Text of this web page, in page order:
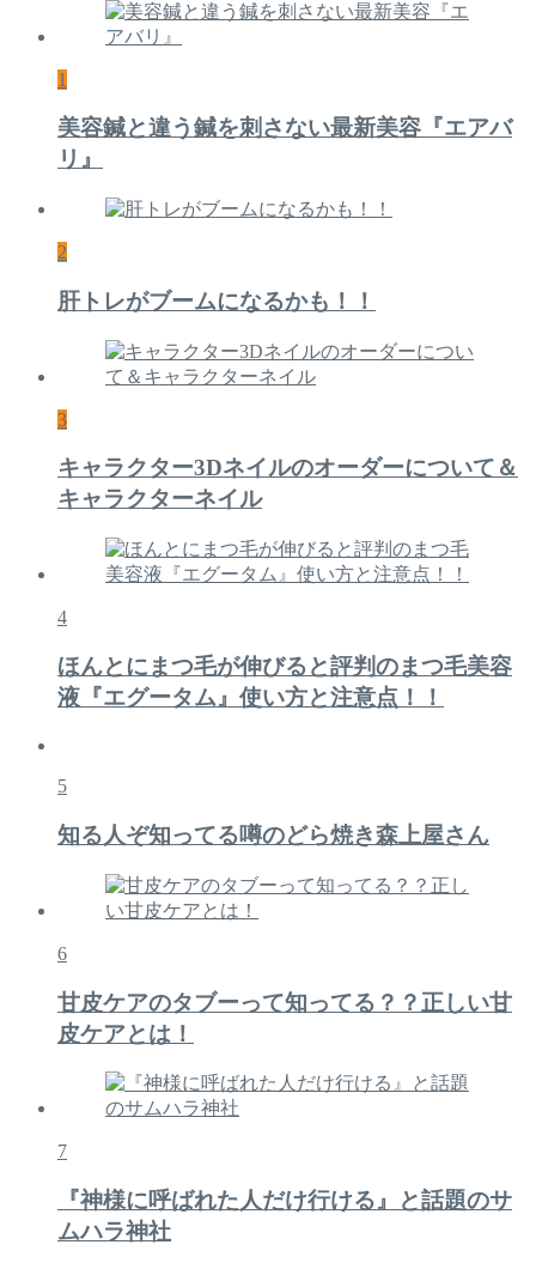
1
美容鍼と違う鍼を刺さない最新美容『エアバ
リ』
2
肝トレがブームになるかも！！
3
キャラクター3Dネイルのオーダーについて＆
キャラクターネイル
4
ほんとにまつ毛が伸びると評判のまつ毛美容
液『エグータム』使い方と注意点！！
5
知る人ぞ知ってる噂のどら焼き森上屋さん
6
甘皮ケアのタブーって知ってる？？正しい甘
皮ケアとは！
7
『神様に呼ばれた人だけ行ける』と話題のサ
ムハラ神社